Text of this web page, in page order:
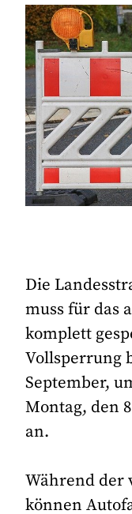
Die
muss für das
komplett
Vollsperrung
September,
Montag, den
an.
Während der
können